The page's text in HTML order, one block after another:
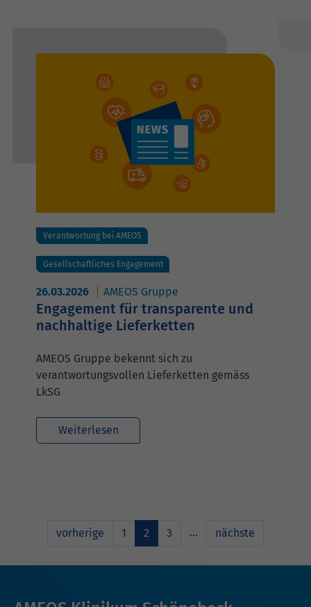
Verantwortung bei AMEOS
Gesellschaftliches Engagement
26.03.2026 AMEOS Gruppe
Engagement für transparente und
nachhaltige Lieferketten
AMEOS Gruppe bekennt sich zu
verantwortungsvollen Lieferketten gemäss
LkSG
Weiterlesen
vorherige 1 2 3 … nächste